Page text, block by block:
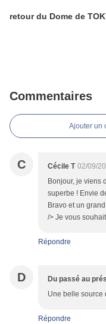
retour du Dome de
Commentaires
Ajouter un
C Cécile T 02/09/
Bonjour, je viens
superbe ! Envie
Bravo et un
/> Je vous
Répondre
D Du passé au prés
Une belle source
Répondre